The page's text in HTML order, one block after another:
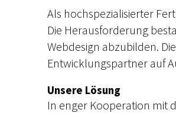
Als hochspezialisierter
Die Herausforderung
Webdesign abzubilden.
Entwicklungspartner auf
Unsere Lösung
In enger Kooperation mit